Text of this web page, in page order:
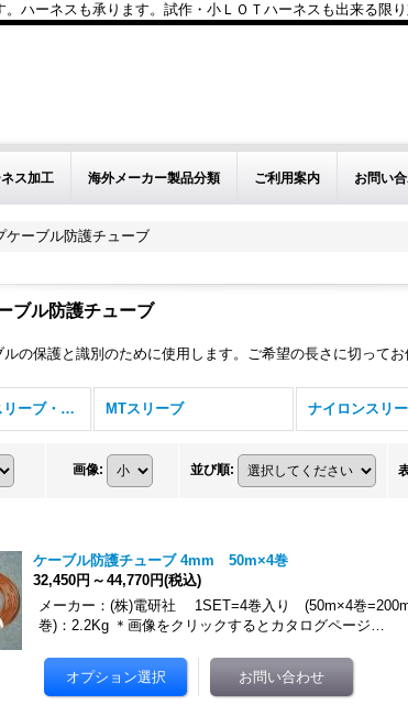
ハーネスも承ります。試作・小ＬＯＴハーネスも出来る限
ス加工 海外メーカー製品分類 ご利用案内 お問い
ケーブル防護チューブ
ブル防護チューブ
の保護と識別のために使用します。ご希望の長さに切ってお
ケーブル保護スリーブ・チューブ (全商品) MTスリーブ ナイロンスリ
画像: 並び順:
ケーブル防護チューブ 4mm 50m×4巻
32,450円 ～ 44,770円(税込)
メーカー：(株)電研社 1SET=4巻入り (50m×4巻
巻)：2.2Kg ＊画像をクリックするとカタログページ…